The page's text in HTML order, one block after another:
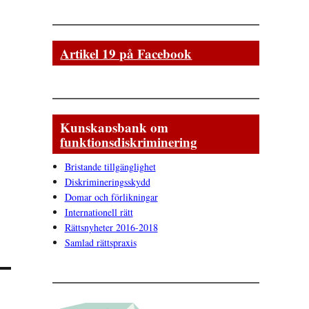
Artikel 19 på Facebook
Kunskapsbank om
funktionsdiskriminering
Bristande tillgänglighet
Diskrimineringsskydd
Domar och förlikningar
Internationell rätt
Rättsnyheter 2016-2018
Samlad rättspraxis